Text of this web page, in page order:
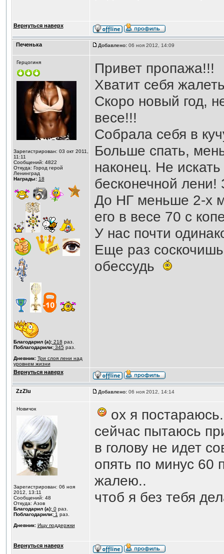
Вернуться наверх
Печенька Добавлено:06 ноя 2012, 14:09
Герцогиня
Зарегистрирован: 03 окт 2011,
11:11
Сообщений: 4822
Откуда: Город герой
Ленинград
Награды: 18
Благодарил (а):218 раз.
Поблагодарили:345 раз.
Дневник: Три слоя лени над
уровнем жизни
Привет пропажа!!!
Хватит себя
Скоро новый год,
весе!!!
Собрала себя в
Больше спать,
наконец. Не
бесконечной лени!
До НГ меньше 2-х
его в весе 70 с
У нас почти
Еще раз
обессудь
Вернуться наверх
ZzZlu Добавлено:06 ноя 2012, 14:14
Новичок
Зарегистрирован: 06 ноя
2012, 13:11
Сообщений: 48
Откуда: Азов
Благодарил (а):0раз.
Поблагодарили:1 раз.
Дневник: Ищу поддержки
ох я
сейчас пытаюсь
в голову не идет
опять по минус 60
жалею..
чтоб я без тебя
Вернуться наверх